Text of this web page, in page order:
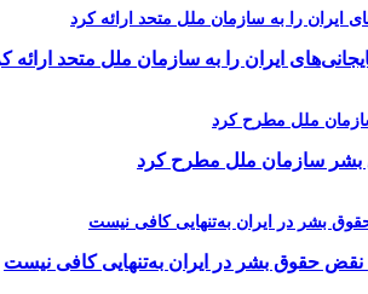
ایران را به سازمان ملل متحد ارائه
بشر سازمان ملل مطرح کرد
نقض حقوق بشر در ایران به‌تنهایی کافی نیست